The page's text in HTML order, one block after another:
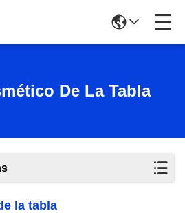
De La Tabla
la tabla